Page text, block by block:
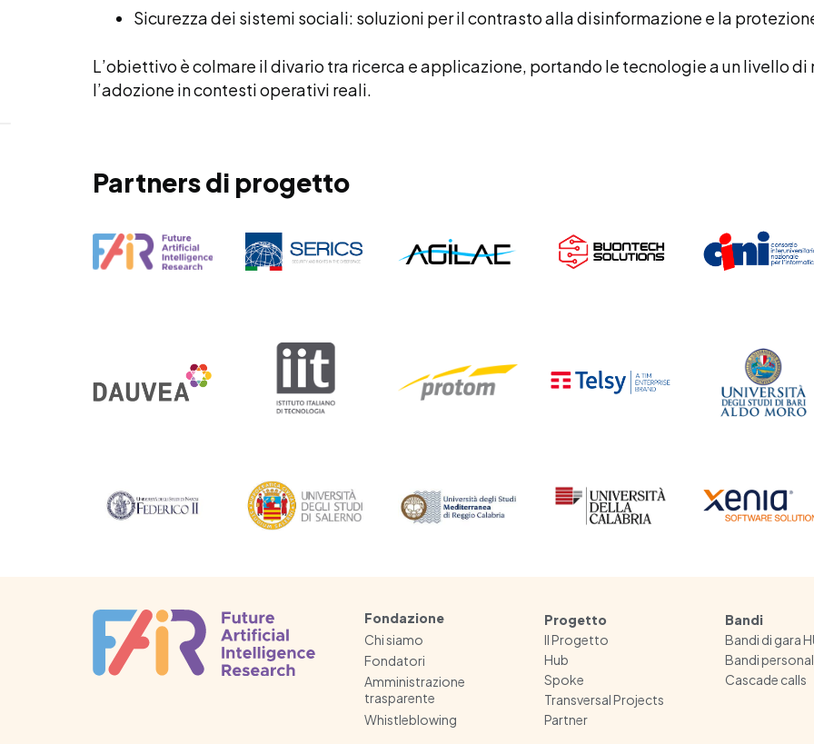
Sicurezza dei sistemi sociali: soluzioni per il contrasto alla disinformazione e la
L’obiettivo è colmare il divario tra ricerca e applicazione, portando le tecnologie a un livello di
l’adozione in contesti operativi reali.
Partners di progetto
Fondazione
Chi siamo
Fondatori
Amministrazione
trasparente
Whistleblowing
Progetto
Il Progetto
Hub
Spoke
Transversal Projects
Partner
Bandi
Bandi di gara
Bandi
Cascade calls